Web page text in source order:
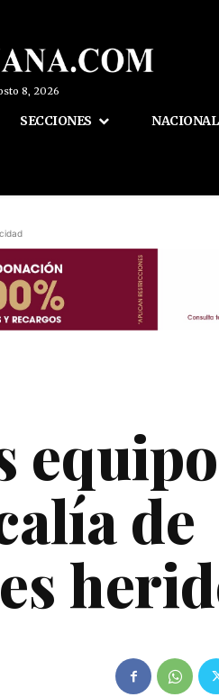
8, 2026
SECCIONES NACIONAL
de